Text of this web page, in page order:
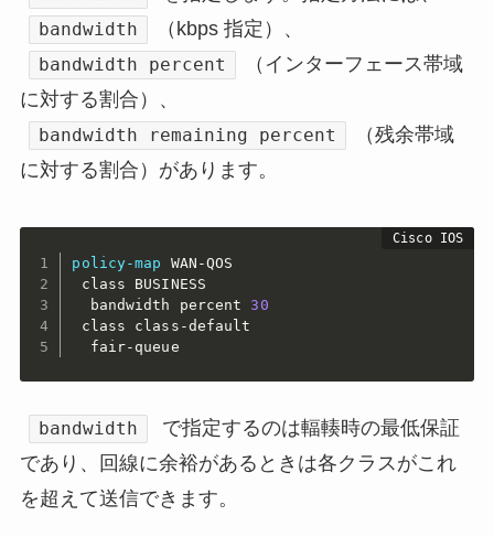
bandwidth （kbps 指定）、
bandwidth percent
（インターフェース帯域
に対する割合）、
bandwidth remaining percent
（残余帯域
に対する割合）があります。
policy-map WAN-QOS
class BUSINESS
  bandwidth percent
30
class class-default
  fair-queue
bandwidth
で指定するのは輻輳時の最低保証
であり、回線に余裕があるときは各クラスがこれ
を超えて送信できます。